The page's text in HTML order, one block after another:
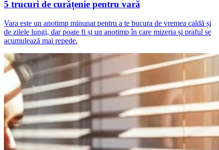
5 trucuri de curățenie pentru vară
Vara este un anotimp minunat pentru a te bucura de vremea caldă și
de zilele lungi, dar poate fi și un anotimp în care mizeria și praful se
acumulează mai repede.